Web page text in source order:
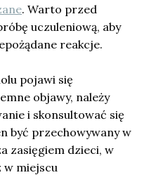
. Warto przed
uczuleniową, aby
reakcje.
pojawi się
objawy, należy
i skonsultować się
być przechowywany w
zasięgiem dzieci, w
miejscu